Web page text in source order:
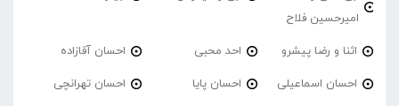
امیرحسین فلاح
اثنا و رضا پیشرو احد محبی احسان آقازاده
احسان اسماعیلی احسان پایا احسان تهرانچی